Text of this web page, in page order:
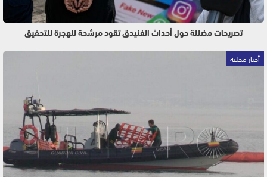
تصريحات مضللة حول أحداث الفنيدق تقود مرشحة للهجرة للتحقيق
أخبار محلية